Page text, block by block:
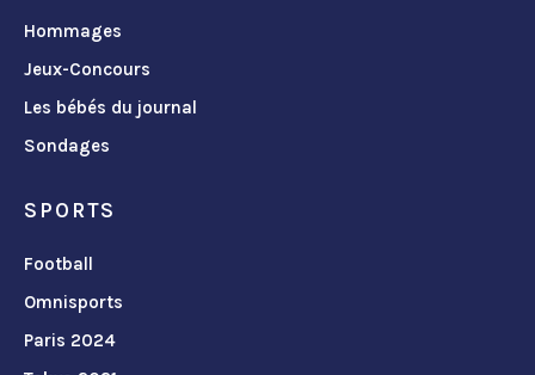
Hommages
Jeux-Concours
Les bébés du journal
Sondages
SPORTS
Football
Omnisports
Paris 2024